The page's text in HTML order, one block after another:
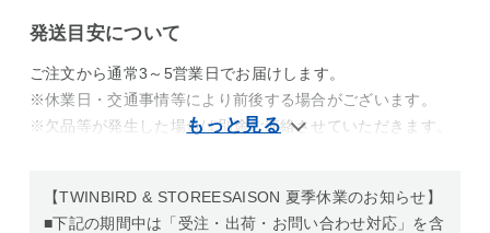
発送目安について
ご注文から通常3～5営業日でお届けします。
※休業日・交通事情等により前後する場合がございます。
※欠品等が発生した場合は別途ご連絡させていただきます。
【TWINBIRD & STOREESAISON 夏季休業のお知らせ】
■下記の期間中は「受注・出荷・お問い合わせ対応」を含